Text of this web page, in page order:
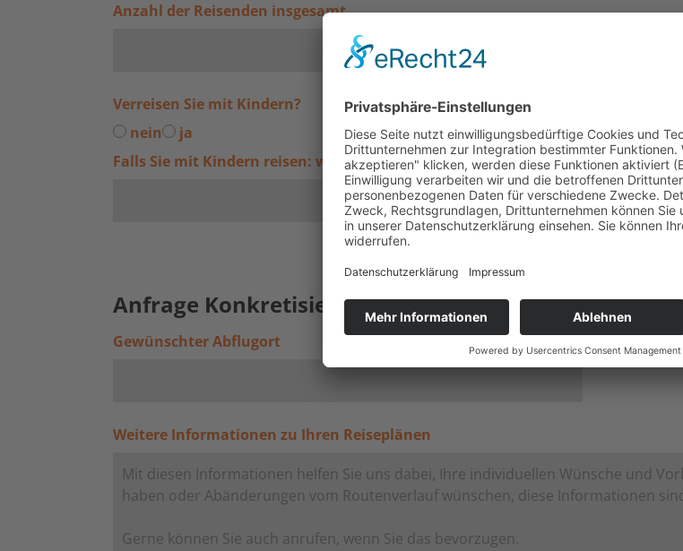
Anzahl der Reisenden insgesamt
Verreisen Sie mit Kindern?
nein
ja
Falls Sie mit Kindern reisen: wie alt sind Ihre Kinder am Rückreisetag?
Anfrage Konkretisieren (freiwillig und unverbindlich)
Gewünschter Abflugort
Weitere Informationen zu Ihren Reiseplänen